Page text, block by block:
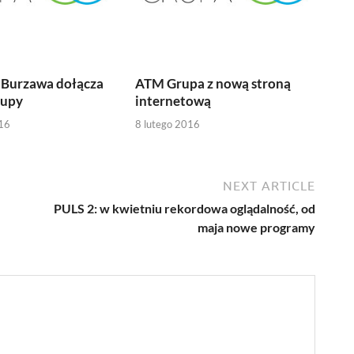
dołącza
ATM Grupa z nową stroną
internetową
8 lutego 2016
NEXT ARTICLE
PULS 2: w kwietniu rekordowa oglądalność, od
maja nowe programy